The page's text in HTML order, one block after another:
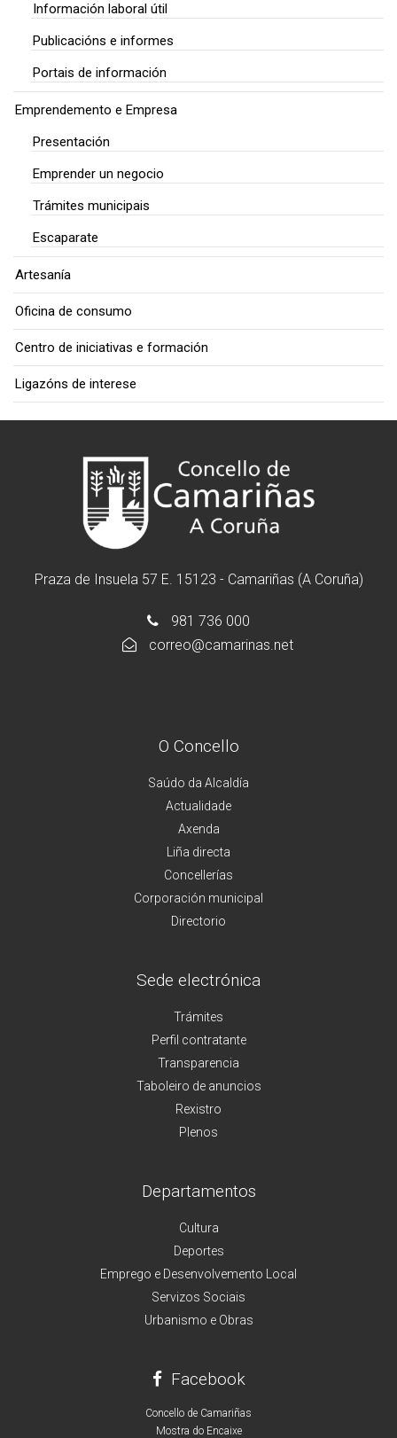
Información laboral útil
Publicacións e informes
Portais de información
Emprendemento e Empresa
Presentación
Emprender un negocio
Trámites municipais
Escaparate
Artesanía
Oficina de consumo
Centro de iniciativas e formación
Ligazóns de interese
Praza de Insuela 57 E. 15123 - Camariñas (A Coruña)
981 736 000
correo@camarinas.net
O Concello
Saúdo da Alcaldía
Actualidade
Axenda
Liña directa
Concellerías
Corporación municipal
Directorio
Sede electrónica
Trámites
Perfil contratante
Transparencia
Taboleiro de anuncios
Rexistro
Plenos
Departamentos
Cultura
Deportes
Emprego e Desenvolvemento Local
Servizos Sociais
Urbanismo e Obras
Facebook
Concello de Camariñas
Mostra do Encaixe